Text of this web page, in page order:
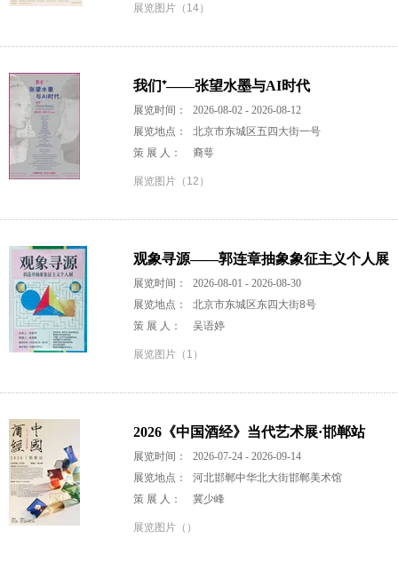
展览图片（14）
我们⁺——张望水墨与AI时代
展览时间：
2026-08-02 - 2026-08-12
展览地点：
北京市东城区五四大街一号
策 展 人：
裔萼
展览图片（12）
观象寻源——郭连章抽象象征主义个人展
展览时间：
2026-08-01 - 2026-08-30
展览地点：
北京市东城区东四大街8号
策 展 人：
吴语婷
展览图片（1）
2026《中国酒经》当代艺术展·邯郸站
展览时间：
2026-07-24 - 2026-09-14
展览地点：
河北邯郸中华北大街邯郸美术馆
策 展 人：
冀少峰
展览图片（）